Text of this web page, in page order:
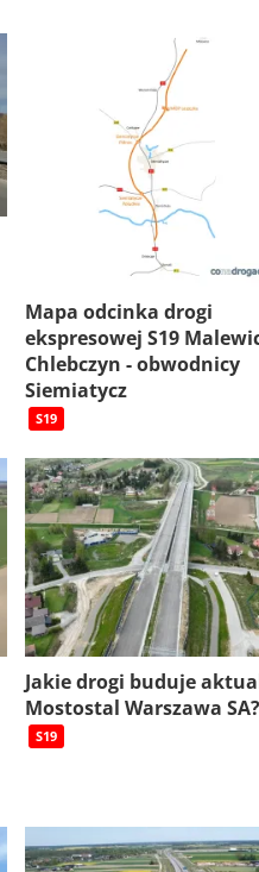
Mapa odcinka drogi
ekspresowej S19
Chlebczyn - obwodnicy
Siemiatycz
S19
Jakie drogi buduje
Mostostal Warszawa SA?
S19